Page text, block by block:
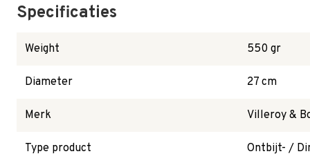
Specificaties
Weight 550 gr
Diameter 27 cm
Merk Villeroy &
Type product Ontbijt- /